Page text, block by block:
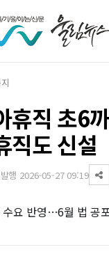
휴직 초6
직도 신설
발행 2026-05-27 09:19
수요 반영…6월 법 공